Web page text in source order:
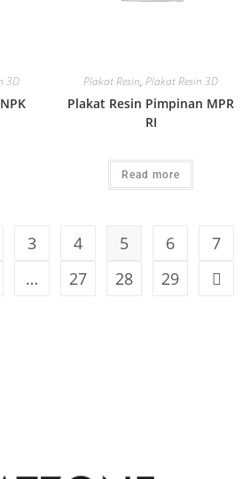
3D Plakat Resin, Plakat Resin 3D
Plakat Resin Pimpinan MPR
RI
Read more
3 4 5 6
7
… 27 28 29